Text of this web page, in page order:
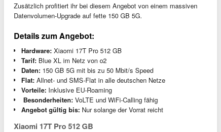
Zusätzlich profitiert ihr bei diesem Angebot von einem massiven
Datenvolumen-Upgrade auf fette 150 GB 5G.
Details zum Angebot:
Hardware: Xiaomi 17T Pro 512 GB
Tarif: Blue XL im Netz von o2
Daten: 150 GB 5G mit bis zu 50 Mbit/s Speed
Flat: Allnet- und SMS-Flat in alle deutschen Netze
Vorteile: Inklusive EU-Roaming
Besonderheiten: VoLTE und WiFi-Calling fähig
Angebot gültig bis: Nur solange der Vorrat reicht
Xiaomi 17T Pro 512 GB